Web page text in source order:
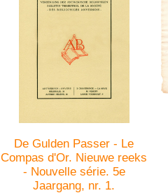
De Gulden Passer - Le
Compas d'Or. Nieuwe reeks
- Nouvelle série. 5e
Jaargang, nr. 1.